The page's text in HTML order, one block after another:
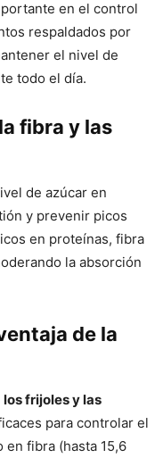
en el control
respaldados por
el nivel de
todo el día.
fibra y las
de azúcar en
y prevenir picos
en proteínas, fibra
la absorción
de la
los frijoles y las
para controlar el
en fibra (hasta 15,6